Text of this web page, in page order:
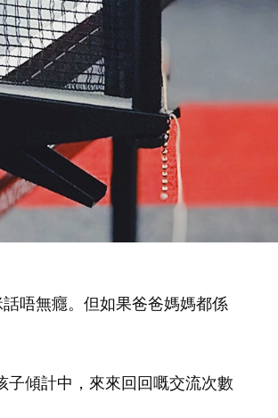
唔無癮。但如果爸爸媽媽都係
子傾計中，來來回回嘅交流次數